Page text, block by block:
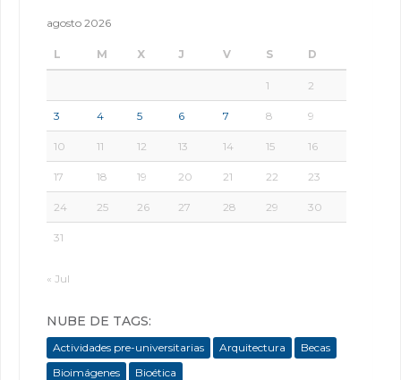
agosto 2026
L M X J V S D
1 2
3 4 5 6 7 8 9
10 11 12 13 14 15 16
17 18 19 20 21 22 23
24 25 26 27 28 29 30
31
« Jul
NUBE DE TAGS:
Actividades pre-universitarias Arquitectura
Becas
Bioimágenes
Bioética